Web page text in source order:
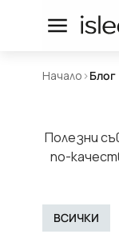
Начало >Блог
Полезни
по-
ВСИЧКИ